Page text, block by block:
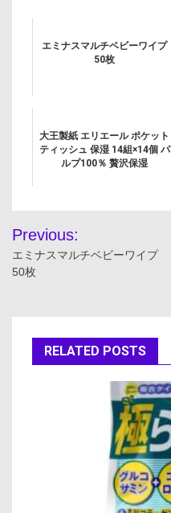
エミナスマルチベビーワイプ
50枚
大王製紙 エリエール ポケット
ティッシュ 保湿 14組×14個 パ
ルプ100％ 贅沢保湿
投
稿
ゲ
Previous:
エミナスマルチベビーワイプ
50枚
RELATED POSTS